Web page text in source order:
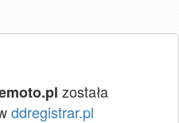
została
ddregistrar.pl